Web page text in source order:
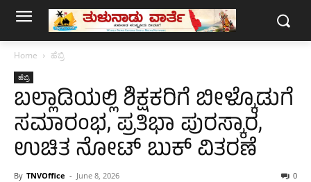
Home ಹೆಬ್ರಿ
ಹೆಬ್ರಿ
ಬಲ್ಲಾಡಿಯಲ್ಲಿ ಶಿಕ್ಷಕರಿಗೆ ಬೀಳ್ಕೊಡುಗೆ
ಸಮಾರಂಭ, ಪ್ರತಿಭಾ ಪುರಸ್ಕಾರ,
ಉಚಿತ ನೋಟ್ ಬುಕ್ ವಿತರಣೆ
By TNVOffice - June 8, 2026 0